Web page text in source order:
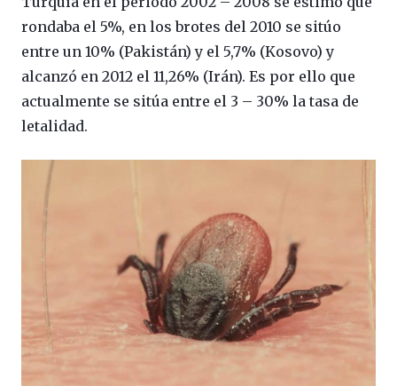
rondaba el 5%, en los brotes del 2010 se sitúo
entre un 10% (Pakistán) y el 5,7% (Kosovo) y
alcanzó en 2012 el 11,26% (Irán). Es por ello que
actualmente se sitúa entre el 3 – 30% la tasa de
letalidad.